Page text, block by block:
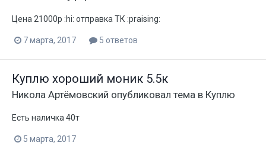
Цена 21000р :hi: отправка ТК :praising:
7 марта, 2017 5 ответов
Куплю хороший моник 5.5к
Никола Артёмовский опубликовал тема в Куплю
Есть наличка 40т
5 марта, 2017